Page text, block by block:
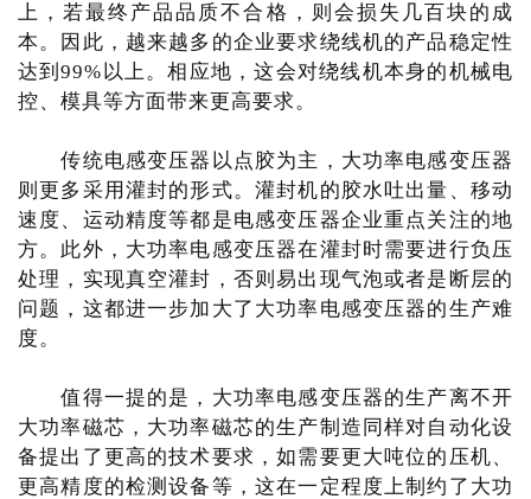
上，若最终产品品质不合格，则会损失几百块的成
本。因此，越来越多的企业要求绕线机的产品稳定性
达到99%以上。相应地，这会对绕线机本身的机械电
控、模具等方面带来更高要求。
传统电感变压器以点胶为主，大功率电感变压器
则更多采用灌封的形式。灌封机的胶水吐出量、移动
速度、运动精度等都是电感变压器企业重点关注的地
方。此外，大功率电感变压器在灌封时需要进行负压
处理，实现真空灌封，否则易出现气泡或者是断层的
问题，这都进一步加大了大功率电感变压器的生产难
度。
值得一提的是，大功率电感变压器的生产离不开
大功率磁芯，大功率磁芯的生产制造同样对自动化设
备提出了更高的技术要求，如需要更大吨位的压机、
更高精度的检测设备等，这在一定程度上制约了大功